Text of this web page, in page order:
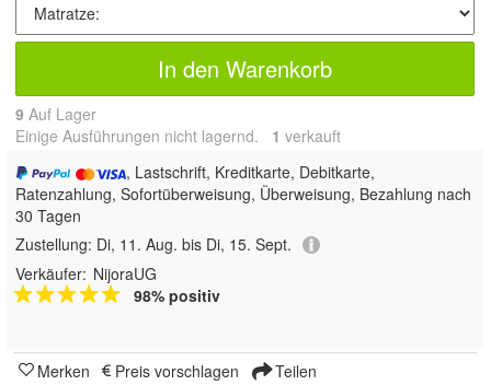
In den Warenkorb
9 Auf Lager
Einige Ausführungen nicht lagernd. 1 verkauft
, Lastschrift, Kreditkarte, Debitkarte,
Ratenzahlung, Sofortüberweisung, Überweisung, Bezahlung nach
30 Tagen
Zustellung: Di, 11. Aug. bis Di, 15. Sept.
Verkäufer: NijoraUG
98% positiv
Merken Preis vorschlagen Teilen